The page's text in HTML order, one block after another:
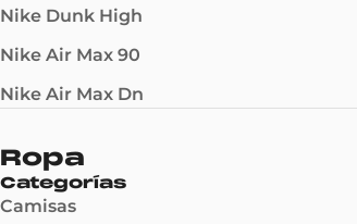
Nike Dunk High
Nike Air Max 90
Nike Air Max Dn
Ropa
Categorías
Camisas